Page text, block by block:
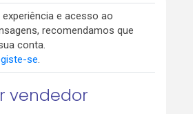
e acesso ao
recomendamos que
conta.
se.
vendedor